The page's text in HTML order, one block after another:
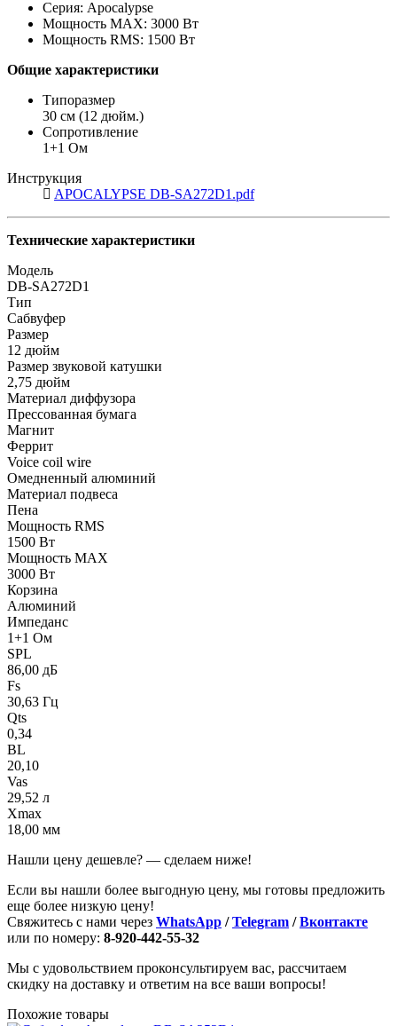
Серия: Apocalypse
Мощность MAX: 3000 Вт
Мощность RMS: 1500 Вт
Общие характеристики
Типоразмер
30 см (12 дюйм.)
Сопротивление
1+1 Ом
Инструкция
APOCALYPSE DB-SA272D1.pdf
Технические характеристики
Модель
DB-SA272D1
Тип
Сабвуфер
Размер
12 дюйм
Размер звуковой катушки
2,75 дюйм
Материал диффузора
Прессованная бумага
Магнит
Феррит
Voice coil wire
Омедненный алюминий
Материал подвеса
Пена
Мощность RMS
1500 Вт
Мощность MAX
3000 Вт
Корзина
Алюминий
Импеданс
1+1 Ом
SPL
86,00 дБ
Fs
30,63 Гц
Qts
0,34
BL
20,10
Vas
29,52 л
Xmax
18,00 мм
Нашли цену дешевле? — сделаем ниже!
Если вы нашли более выгодную цену, мы готовы предложить
еще более низкую цену!
Свяжитесь с нами через WhatsApp /Telegram /Вконтакте
или по номеру: 8-920-442-55-32
Мы с удовольствием проконсультируем вас, рассчитаем
скидку на доставку и ответим на все ваши вопросы!
Похожие товары